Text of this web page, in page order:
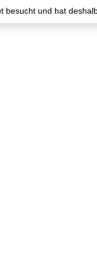
und hat